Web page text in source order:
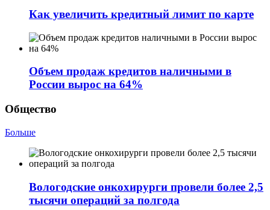
Как увеличить кредитный лимит по карте
Объем продаж кредитов наличными в
России вырос на 64%
Общество
Больше
Вологодские онкохирурги провели более 2,5
тыcячи операций за полгода